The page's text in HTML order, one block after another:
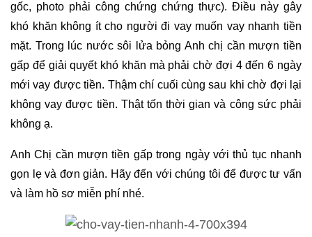
gốc, photo phải công chứng chứng thực). Điều này gây
khó khăn không ít cho người đi vay muốn vay nhanh tiền
mặt. Trong lúc nước sôi lửa bỏng Anh chị cần mượn tiền
gấp để giải quyết khó khăn mà phải chờ đợi 4 đến 6 ngày
mới vay được tiền. Thậm chí cuối cùng sau khi chờ đợi lại
không vay được tiền. Thật tốn thời gian và công sức phải
không ạ.
Anh Chị cần mượn tiền gấp trong ngày với thủ tục nhanh
gọn lẹ và đơn giản. Hãy đến với chúng tôi để được tư vấn
và làm hồ sơ miễn phí nhé.